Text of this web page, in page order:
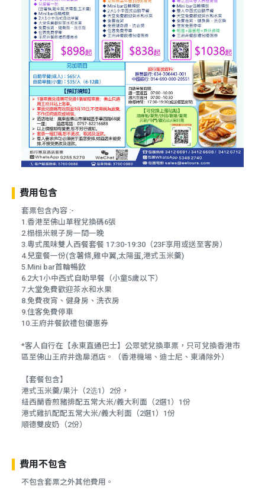
費用包含
套票包含內容 :-
1.香港至佛山單程兌換碼6張
2.榻榻米親子房一間一晚
3.粵式風味雙人西餐套餐 17:30-19:30（23F享用或送至客房）
4.兒童餐一份(含薯條,雞中翼,太陽蛋,港式玉米羹)
5.Mini bar首輪暢飲
6.2大1小中西式自助早餐（小童5歲以下）
7.大堂免費歡迎茶水和水果
8.免費夜宵、健身房、洗衣房
9.住客免費停車
10.王府井餐飲禮包優惠券
*客人自行在【永東直通巴士】公眾號兌換車票，只可兌換香港市
區至佛山王府井逸扉酒店。（香港機場、迪士尼、東涌除外）
【套餐包含】
港式玉米羹/果汁（2选1）2份，
紐西蘭香煎豬排配五常大米/義大利面（2選1）1份
港式雞扒配配五常大米/義大利面（2選1）1份
順德雙皮奶（2份）
費用不包含
不包含套票之外其他費用。